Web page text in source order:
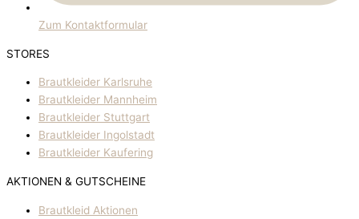
Zum Kontaktformular
STORES
Brautkleider Karlsruhe
Brautkleider Mannheim
Brautkleider Stuttgart
Brautkleider Ingolstadt
Brautkleider Kaufering
AKTIONEN & GUTSCHEINE
Brautkleid Aktionen